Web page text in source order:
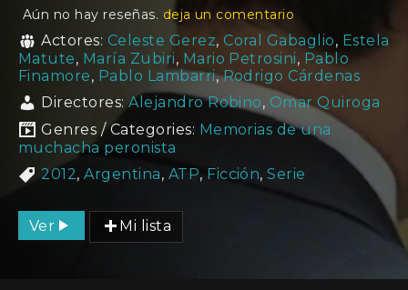
Aún no hay reseñas. deja un comentario
Actores: Celeste Gerez, Coral Gabaglio, Estela
Matute, María Zubiri, Mario Petrosini, Pablo
Finamore, Pablo Lambarri,Rodrigo Cárdenas
Directores:Alejandro Robino, Omar Quiroga
Genres / Categories: Memorias de una
muchacha peronista
2012,Argentina, ATP, Ficción,Serie
Ver Mi lista